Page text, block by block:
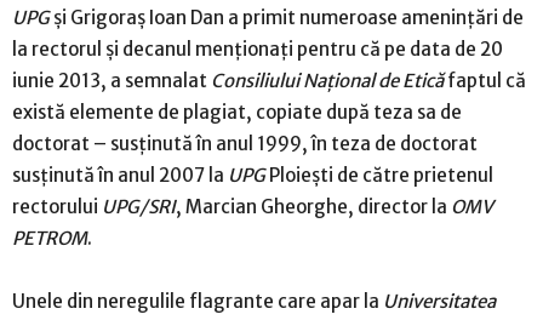
UPGşi Grigoraş Ioan Dan a primit numeroase ameninţări de
la rectorul şi decanul menţionaţi pentru că pe data de 20
iunie 2013, a semnalat Consiliului Naţional de Eticăfaptul că
există elemente de plagiat, copiate după teza sa de
doctorat – susţinută în anul 1999, în teza de doctorat
susţinută în anul 2007 la UPGPloieşti de către prietenul
rectorului UPG/SRI, Marcian Gheorghe, director la OMV
PETROM.
Unele din neregulile flagrante care apar la Universitatea